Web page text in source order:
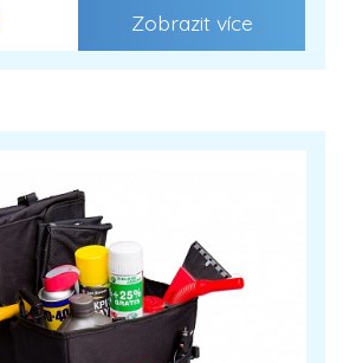
Zobrazit více